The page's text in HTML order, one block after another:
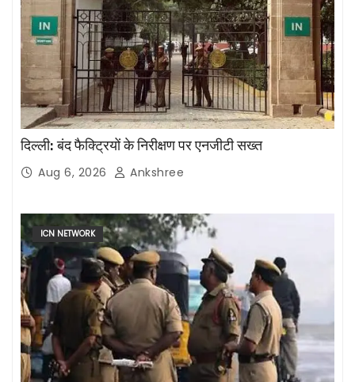
दिल्ली: बंद फैक्ट्रियों के निरीक्षण पर एनजीटी सख्त
Aug 6, 2026 Ankshree
ICN NETWORK